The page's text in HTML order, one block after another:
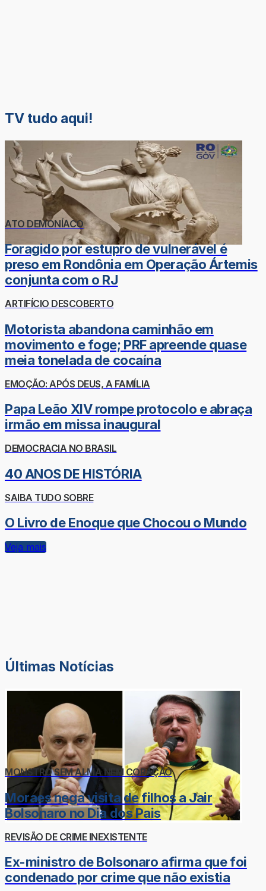
TV tudo aqui!
ATO DEMONÍACO
Foragido por estupro de vulnerável é
preso em Rondônia em Operação Ártemis
conjunta com o RJ
ARTIFÍCIO DESCOBERTO
Motorista abandona caminhão em
movimento e foge; PRF apreende quase
meia tonelada de cocaína
EMOÇÃO: APÓS DEUS, A FAMÍLIA
Papa Leão XIV rompe protocolo e abraça
irmão em missa inaugural
DEMOCRACIA NO BRASIL
40 ANOS DE HISTÓRIA
SAIBA TUDO SOBRE
O Livro de Enoque que Chocou o Mundo
Veja mais
Últimas Notícias
MONSTRO SEM ALMA NEM CORAÇÃO
Moraes nega visita de filhos a Jair
Bolsonaro no Dia dos Pais
REVISÃO DE CRIME INEXISTENTE
Ex-ministro de Bolsonaro afirma que foi
condenado por crime que não existia